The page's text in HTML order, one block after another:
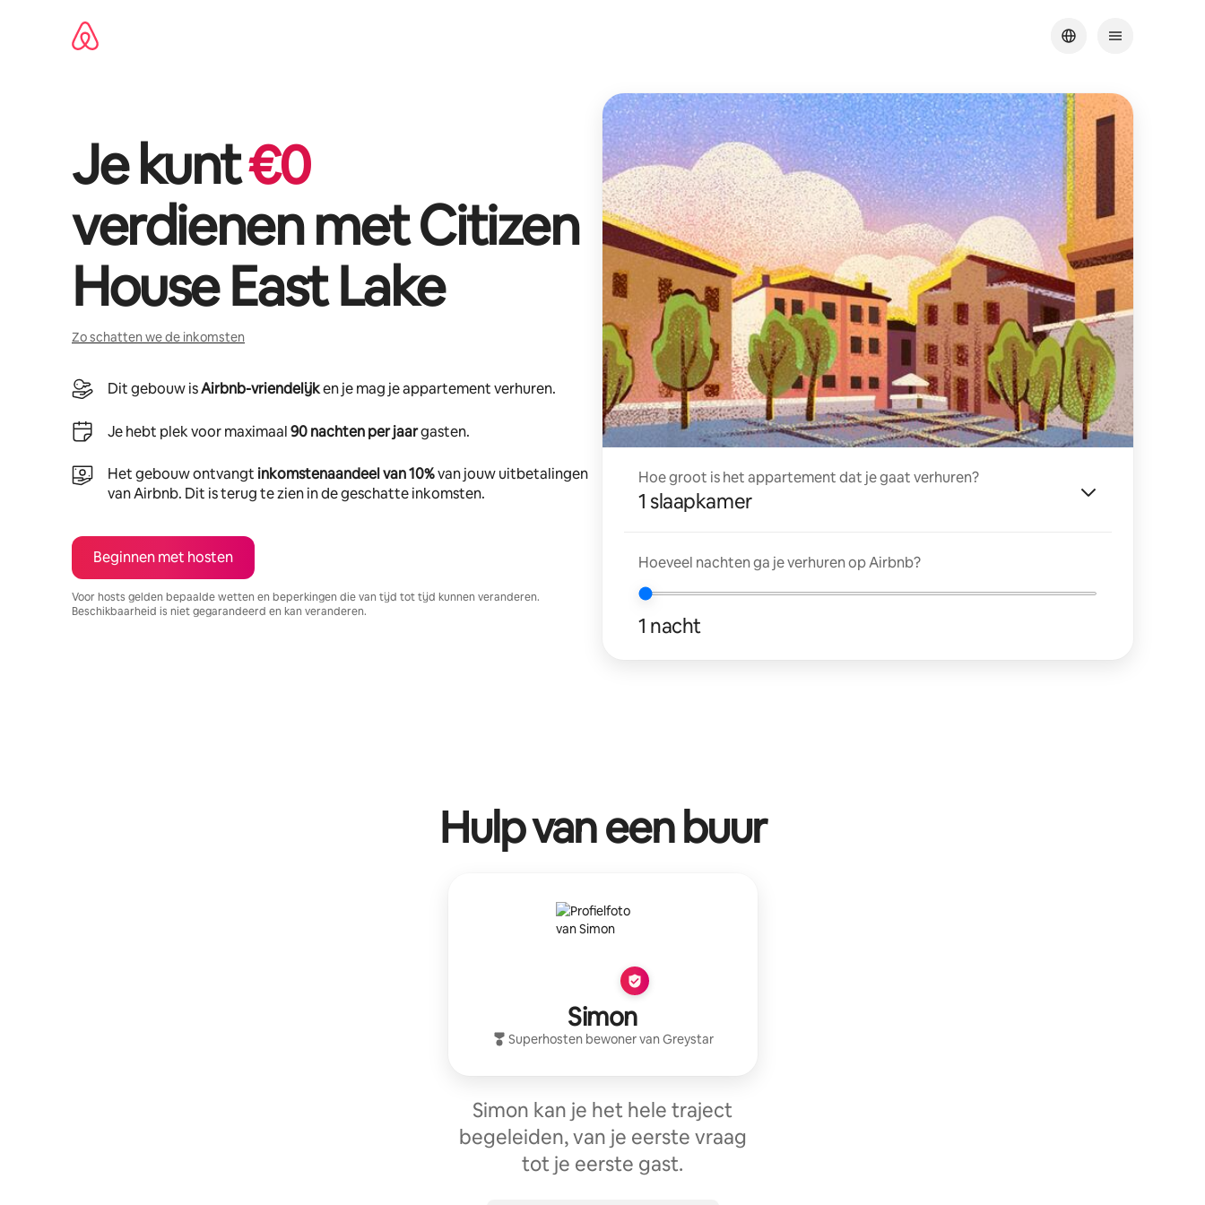
Je kunt€0
verdienen metCitizen
House East Lake
Zo schatten we de inkomsten
Dit gebouw isAirbnb-vriendelijken je mag je appartement verhuren.
Je hebt plek voor maximaal90 nachten per jaargasten.
Het gebouw ontvangt inkomstenaandeel van 10%van jouw uitbetalingen
van Airbnb. Dit is terug te zien in de geschatte inkomsten.
Beginnen met hosten
Voor hosts gelden bepaalde wetten en beperkingen die van tijd tot tijd kunnen veranderen.
Beschikbaarheid is niet gegarandeerd en kan veranderen.
Hoe groot is het appartement dat je gaat verhuren?
1 slaapkamer
Hoeveel nachten ga je verhuren op Airbnb?
1 nacht
Hulp van een buur
Simon
Superhosten bewoner vanGreystar
Simon kan je het hele traject
begeleiden, van je eerste vraag
tot je eerste gast.